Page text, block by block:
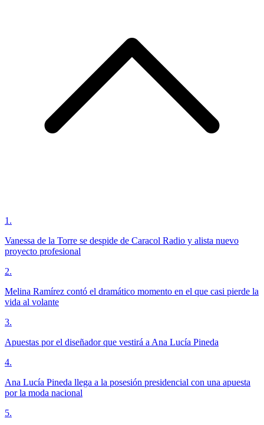
1 .
Vanessa de la Torre se despide de Caracol Radio y alista nuevo
proyecto profesional
2.
Melina Ramírez contó el dramático momento en el que casi pierde la
vida al volante
3.
Apuestas por el diseñador que vestirá a Ana Lucía Pineda
4.
Ana Lucía Pineda llega a la posesión presidencial con una apuesta
por la moda nacional
5.